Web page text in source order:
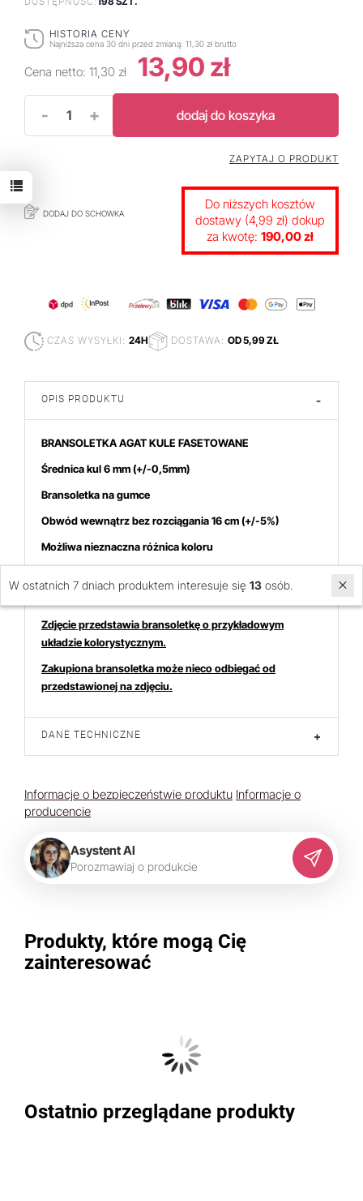
HISTORIA CENY
Najniższa cena 30 dni przed zmianą: 11,30 zł brutto
Cena netto: 11,30 zł 13,90 zł
- + dodaj do koszyka
DODAJ DO SCHOWKA
ZAPYTAJ O PRODUKT
Do niższych kosztów
dostawy (4,99 zł) dokup
za kwotę: 190,00 zł
CZAS WYSYŁKI: 24H DOSTAWA: OD 5,99 ZŁ
OPIS PRODUKTU -
BRANSOLETKA AGAT KULE FASETOWANE
Średnica kul 6 mm(+/-0,5mm)
Bransoletka na gumce
Obwód wewnątrz bez rozciągania 16 cm (+/-5%)
Możliwa nieznaczna różnica koloru
Zdjęcie przedstawia bransoletkę o przykładowym
układzie kolorystycznym.
Zakupiona bransoletka może nieco odbiegać od
przedstawionej na zdjęciu.
DANE TECHNICZNE +
Informacje o bezpieczeństwie produktu Informacje o
producencie
Asystent AI
Porozmawiaj o produkcie
Produkty, które mogą Cię
zainteresować
Ostatnio przeglądane produkty
W ostatnich 7 dniach produktem interesuje się 13 osób.